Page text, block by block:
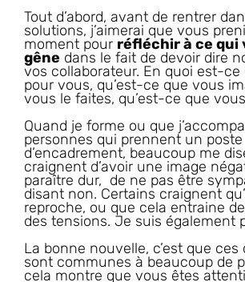
Tout d’abord, avant de rentrer
solutions, j’aimerai que vous
moment pour réfléchir à ce qui
gêne dans le fait de devoir dire
vos collaborateur. En quoi est-ce
pour vous, qu’est-ce que vous
vous le faites, qu’est-ce que
Quand je forme ou que
personnes qui prennent un poste
d’encadrement, beaucoup me
craignent d’avoir une image
paraître dur, de ne pas être
disant non. Certains craignent
reproche, ou que cela entraine
des tensions. Je suis également
La bonne nouvelle, c’est que ces
sont communes à beaucoup de
cela montre que vous êtes